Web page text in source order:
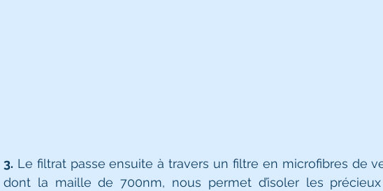
3. Le filtrat passe ensuite à travers un filtre en microfibres de
dont la maille de 700nm, nous permet d’isoler les